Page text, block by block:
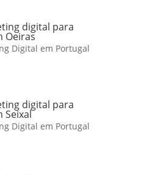
digital para
Oeiras
Digital em Portugal
digital para
Seixal
Digital em Portugal